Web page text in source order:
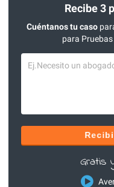
Recibe 3
Cuéntanos tu caso
para
Gratis